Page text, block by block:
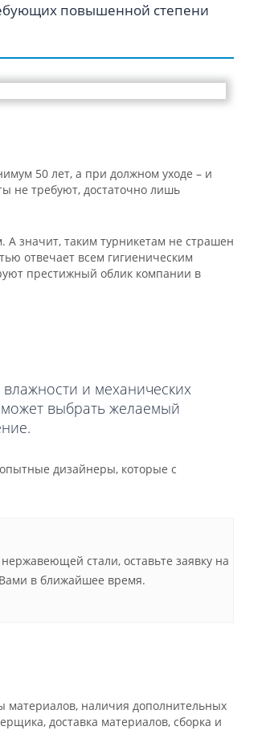
повышенной степени
50 лет, а при должном уходе – и
не требуют, достаточно лишь
значит, таким турникетам не страшен
отвечает всем гигиеническим
престижный облик компании в
и механических
выбрать желаемый
дизайнеры, которые с
стали, оставьте заявку на
в ближайшее время.
материалов, наличия дополнительных
доставка материалов, сборка и